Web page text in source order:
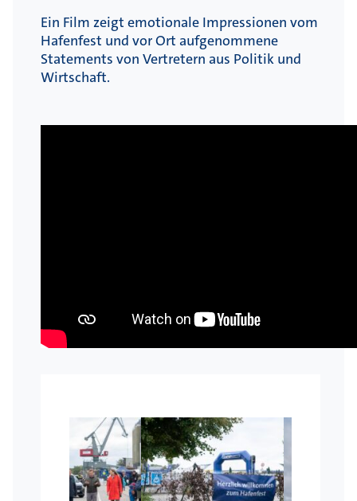
Ein Film zeigt emotionale Impressionen vom
Hafenfest und vor Ort aufgenommene
Statements von Vertretern aus Politik und
Wirtschaft.